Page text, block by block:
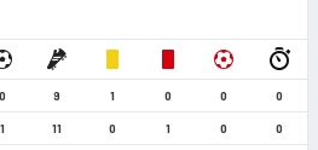
0 9 1 0 0 0
1 11 0 1 0 0